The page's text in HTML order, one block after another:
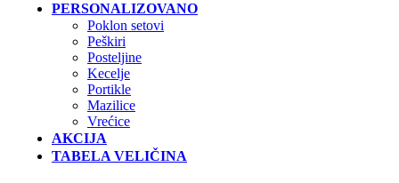
PERSONALIZOVANO
Poklon setovi
Peškiri
Posteljine
Kecelje
Portikle
Mazilice
Vrećice
AKCIJA
TABELA VELIČINA